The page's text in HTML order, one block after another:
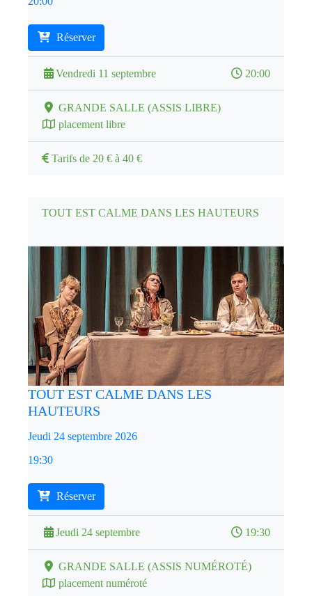
Réserver
Vendredi 11 septembre 20:00
GRANDE SALLE (ASSIS LIBRE)
placement libre
Tarifs de 20 € à 40 €
TOUT EST CALME DANS LES HAUTEURS
TOUT EST CALME DANS LES
HAUTEURS
Jeudi 24 septembre 2026
19:30
Réserver
Jeudi 24 septembre 19:30
GRANDE SALLE (ASSIS NUMÉROTÉ)
placement numéroté